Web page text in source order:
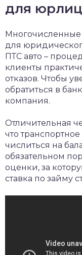
для юрлиц
Многочисленные
для
ПТС авто –
клиенты
отказов. Чтобы
обратиться в
компания.
Отличительная
что
числиться на
обязательном
оценки, за
ставка по займу